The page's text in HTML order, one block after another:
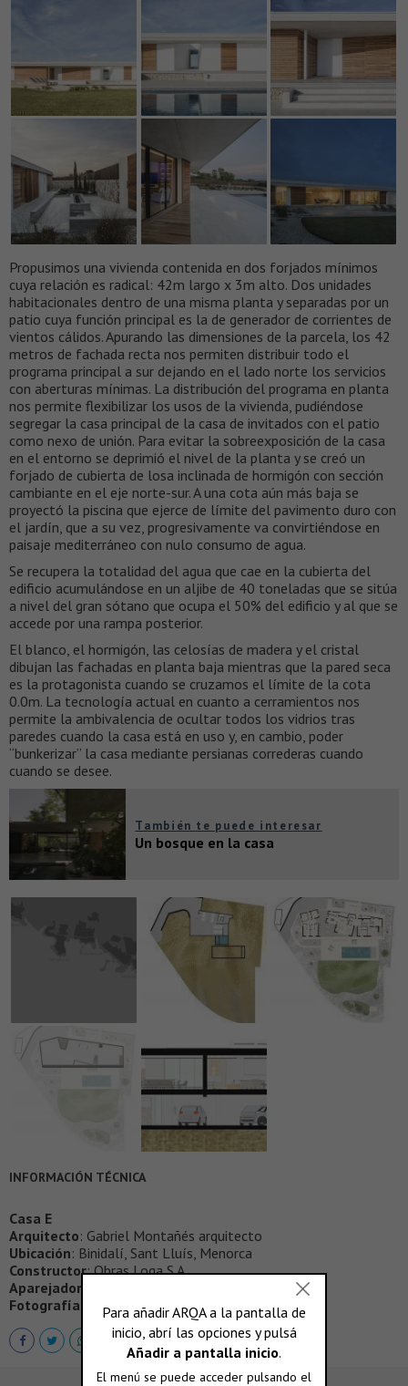
Propusimos una vivienda contenida en dos forjados mínimos
cuya relación es radical: 42m largo x 3m alto. Dos unidades
habitacionales dentro de una misma planta y separadas por un
patio cuya función principal es la de generador de corrientes de
vientos cálidos. Apurando las dimensiones de la parcela, los 42
metros de fachada recta nos permiten distribuir todo el
programa principal a sur dejando en el lado norte los servicios
con aberturas mínimas. La distribución del programa en planta
nos permite flexibilizar los usos de la vivienda, pudiéndose
segregar la casa principal de la casa de invitados con el patio
como nexo de unión. Para evitar la sobreexposición de la casa
en el entorno se deprimió el nivel de la planta y se creó un
forjado de cubierta de losa inclinada de hormigón con sección
cambiante en el eje norte-sur. A una cota aún más baja se
proyectó la piscina que ejerce de límite del pavimento duro con
el jardín, que a su vez, progresivamente va convirtiéndose en
paisaje mediterráneo con nulo consumo de agua.
Se recupera la totalidad del agua que cae en la cubierta del
edificio acumulándose en un aljibe de 40 toneladas que se sitúa
a nivel del gran sótano que ocupa el 50% del edificio y al que se
accede por una rampa posterior.
El blanco, el hormigón, las celosías de madera y el cristal
dibujan las fachadas en planta baja mientras que la pared seca
es la protagonista cuando se cruzamos el límite de la cota
0.0m. La tecnología actual en cuanto a cerramientos nos
permite la ambivalencia de ocultar todos los vidrios tras
paredes cuando la casa está en uso y, en cambio, poder
“bunkerizar” la casa mediante persianas correderas cuando
cuando se desee.
También te puede interesar
Un bosque en la casa
INFORMACIÓN TÉCNICA
Casa E
Arquitecto: Gabriel Montañés arquitecto
Ubicación: Binidalí, Sant Lluís, Menorca
Constructor: Obras Loga S.A.
Aparejadores
Fotografía : Adrià Goula